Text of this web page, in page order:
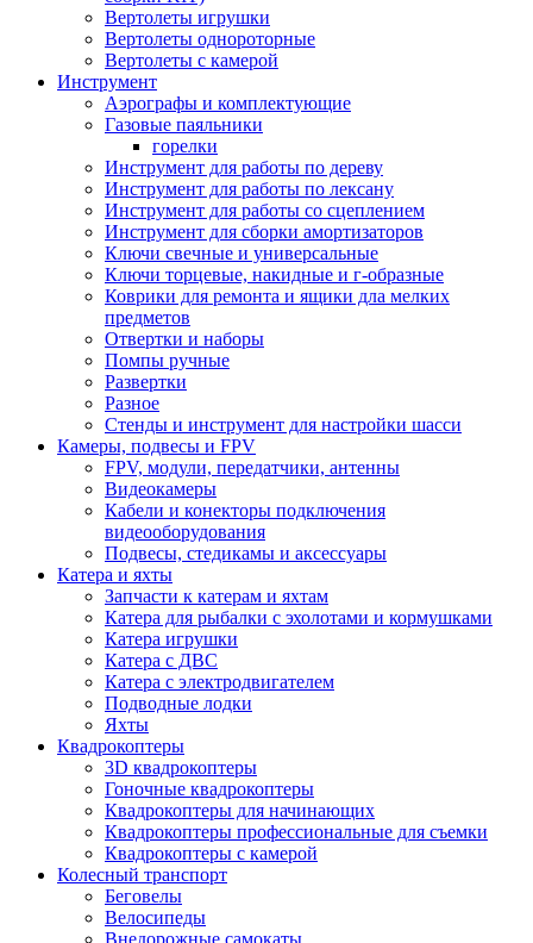
Вертолеты игрушки
Вертолеты однороторные
Вертолеты с камерой
Инструмент
Аэрографы и комплектующие
Газовые паяльники
горелки
Инструмент для работы по дереву
Инструмент для работы по лексану
Инструмент для работы со сцеплением
Инструмент для сборки амортизаторов
Ключи свечные и универсальные
Ключи торцевые, накидные и г-образные
Коврики для ремонта и ящики дла мелких
предметов
Отвертки и наборы
Помпы ручные
Развертки
Разное
Стенды и инструмент для настройки шасси
Камеры, подвесы и FPV
FPV, модули, передатчики, антенны
Видеокамеры
Кабели и конекторы подключения
видеооборудования
Подвесы, стедикамы и аксессуары
Катера и яхты
Запчасти к катерам и яхтам
Катера для рыбалки с эхолотами и кормушками
Катера игрушки
Катера с ДВС
Катера с электродвигателем
Подводные лодки
Яхты
Квадрокоптеры
3D квадрокоптеры
Гоночные квадрокоптеры
Квадрокоптеры для начинающих
Квадрокоптеры профессиональные для съемки
Квадрокоптеры с камерой
Колесный транспорт
Беговелы
Велосипеды
Внедорожные самокаты